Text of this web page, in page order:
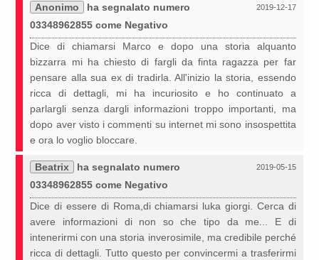
2019-12-17
Anonimo
ha segnalato numero
03348962855 come Negativo
Dice di chiamarsi Marco e dopo una storia alquanto
bizzarra mi ha chiesto di fargli da finta ragazza per far
pensare alla sua ex di tradirla. All'inizio la storia, essendo
ricca di dettagli, mi ha incuriosito e ho continuato a
parlargli senza dargli informazioni troppo importanti, ma
dopo aver visto i commenti su internet mi sono insospettita
e ora lo voglio bloccare.
2019-05-15
Beatrix
ha segnalato numero
03348962855 come Negativo
Dice di essere di Roma,di chiamarsi luka giorgi. Cerca di
avere informazioni di non so che tipo da me... E di
intenerirmi con una storia inverosimile, ma credibile perché
ricca di dettagli. Tutto questo per convincermi a trasferirmi